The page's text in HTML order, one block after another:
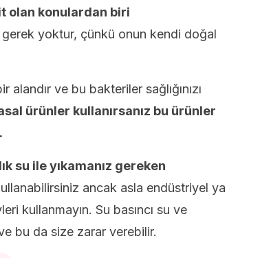
olan konulardan biri
gerek yoktur, çünkü onun kendi doğal
ve bu bakteriler sağlığınızı
ürünler kullanırsanız bu ürünler
su ile yıkamanız gereken
ancak asla endüstriyel ya
kullanmayın. Su basıncı su ve
bu da size zarar verebilir.